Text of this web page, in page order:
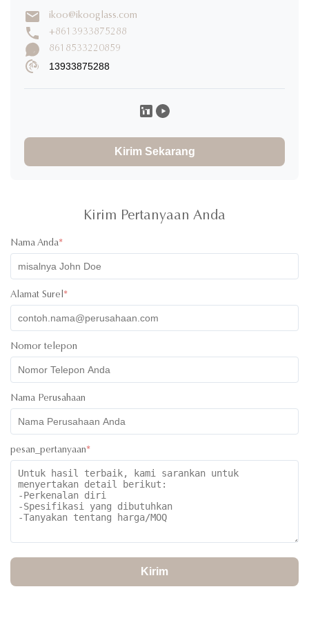
Menulis Tinjauan
T Takato Mizoguchi ★★★★★
製品の品質が非常に優れ、希望するデザイン要素を加えら
れ、デザイナーのサービスに感謝します。
ikoo@ikooglass.com
+8613933875288
8618533220859
13933875288
Kirim Sekarang
Kirim Pertanyaan Anda
Nama Anda*
Alamat Surel*
Nomor telepon
Nama Perusahaan
pesan_pertanyaan*
Kirim